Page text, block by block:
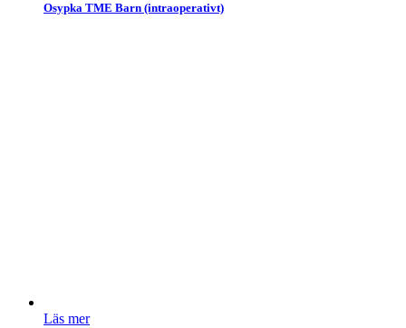
Osypka TME Barn (intraoperativt)
Läs mer